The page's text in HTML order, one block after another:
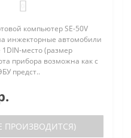
компьютер SE-50V
инжекторные автомобили
место (размер
прибора возможна как с
предст..
ПРОИЗВОДИТСЯ)